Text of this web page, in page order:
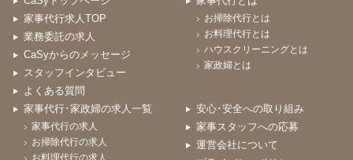
家事代行求人TOP
業務委託の求人
CaSyからのメッセージ
スタッフインタビュー
よくある質問
お掃除代行とは
お料理代行とは
ハウスクリーニングとは
家政婦とは
家事代行･家政婦の求人一覧
家事代行の求人
お掃除代行の求人
安心･安全への取り組み
家事スタッフへの応募
運営会社について